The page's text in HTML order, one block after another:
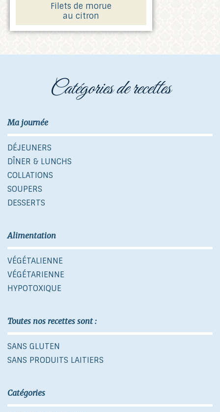
Filets de morue
au citron
catégories de recettes
Ma journée
DÉJEUNERS
DÎNER & LUNCHS
COLLATIONS
SOUPERS
DESSERTS
Alimentation
VÉGÉTALIENNE
VÉGÉTARIENNE
HYPOTOXIQUE
Toutes nos recettes sont :
SANS GLUTEN
SANS PRODUITS LAITIERS
Catégories